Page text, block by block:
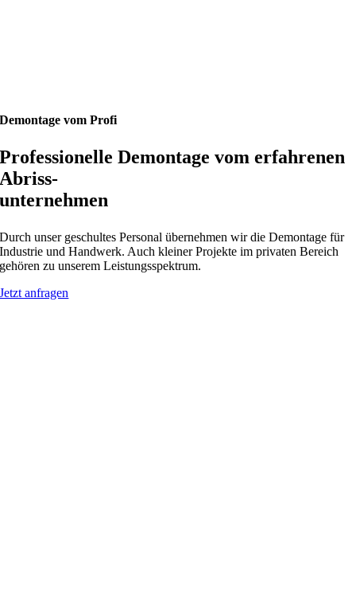
Demontage vom Profi
Professionelle Demontage vom erfahrenen
Abriss-
unternehmen
Durch unser geschultes Personal übernehmen wir die Demontage für
Industrie und Handwerk. Auch kleiner Projekte im privaten Bereich
gehören zu unserem Leistungsspektrum.
Jetzt anfragen